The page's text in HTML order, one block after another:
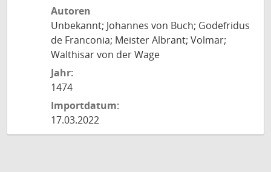
Autoren
Unbekannt; Johannes von Buch; Godefridus
de Franconia; Meister Albrant; Volmar;
Walthisar von der Wage
Jahr:
1474
Importdatum:
17.03.2022